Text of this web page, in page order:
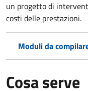
un progetto di
costi delle prestazioni.
Moduli da
Cosa serve